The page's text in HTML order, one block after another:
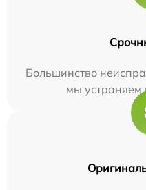
Большинство
мы устраняем